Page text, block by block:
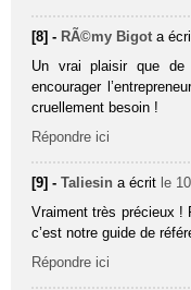
[8] - RÃ©my Bigot a
Un vrai plaisir que de
encourager
cruellement besoin !
Répondre ici
[9] -Taliesin a écrit le
Vraiment très précieux !
c’est notre guide de
Répondre ici